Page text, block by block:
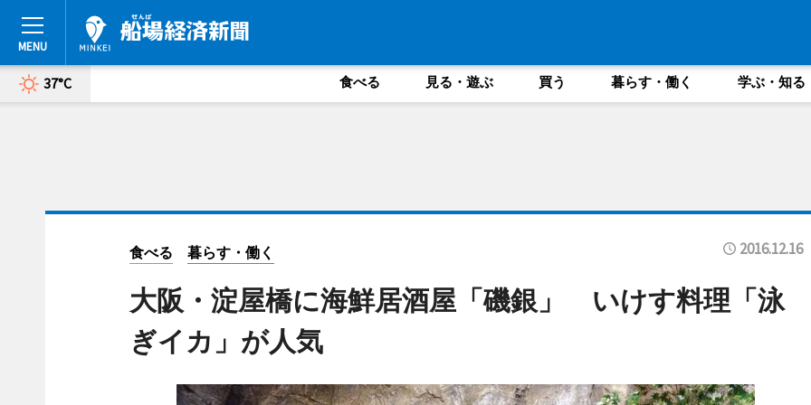
37°C 食べる 見る・遊ぶ 買う 暮らす・働く 学ぶ・知る
食べる 暮らす・働く 2016.12.16
大阪・淀屋橋に海鮮居酒屋「磯銀」 いけす料理「泳
ぎイカ」が人気